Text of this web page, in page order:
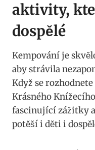
aktivity,
dospělé
Kempování je
aby strávila
Když se
Krásného
fascinující zážitky
potěší i děti i